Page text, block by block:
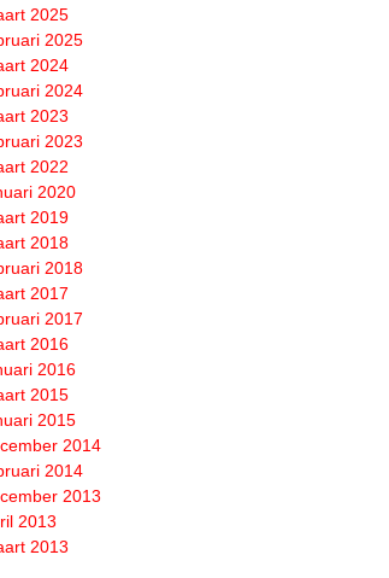
2025
2025
2024
2024
2023
2023
2022
2020
2019
2018
2018
2017
2017
2016
2016
2015
2015
2014
2014
2013
2013
2013